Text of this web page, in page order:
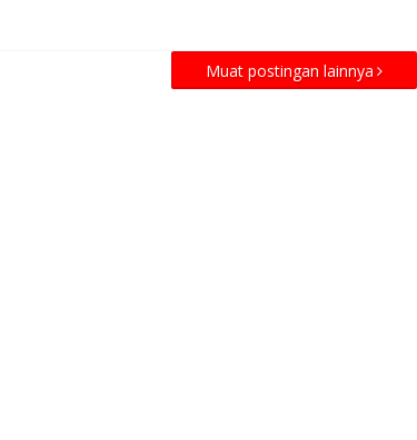
Muat postingan lainnya